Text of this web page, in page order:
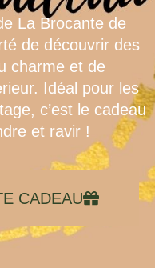
La Brocante de
de découvrir des
charme et de
Idéal pour les
c’est le cadeau
et ravir !
CADEAU